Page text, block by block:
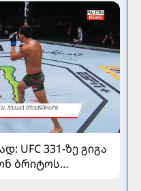
UFC 331-ზე გიგა
ბრიტოს